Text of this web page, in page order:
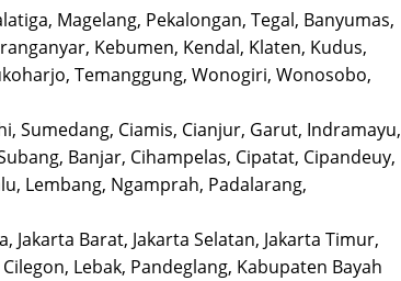
Magelang, Pekalongan, Tegal, Banyumas,
Kebumen, Kendal, Klaten, Kudus,
Temanggung, Wonogiri, Wonosobo,
Sumedang, Ciamis, Cianjur, Garut, Indramayu,
Banjar, Cihampelas, Cipatat, Cipandeuy,
Lembang, Ngamprah, Padalarang,
Jakarta Barat, Jakarta Selatan, Jakarta Timur,
Lebak, Pandeglang, Kabupaten Bayah